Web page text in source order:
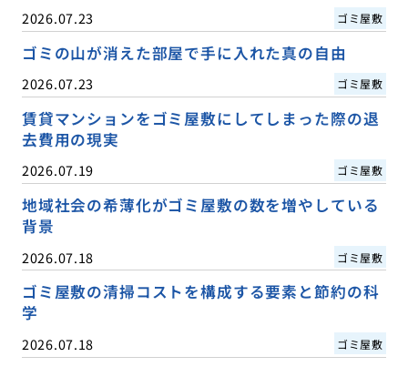
2026.07.23 ゴミ屋敷
ゴミの山が消えた部屋で手に入れた真の自由
2026.07.23 ゴミ屋敷
賃貸マンションをゴミ屋敷にしてしまった際の退
去費用の現実
2026.07.19 ゴミ屋敷
地域社会の希薄化がゴミ屋敷の数を増やしている
背景
2026.07.18 ゴミ屋敷
ゴミ屋敷の清掃コストを構成する要素と節約の科
学
2026.07.18 ゴミ屋敷